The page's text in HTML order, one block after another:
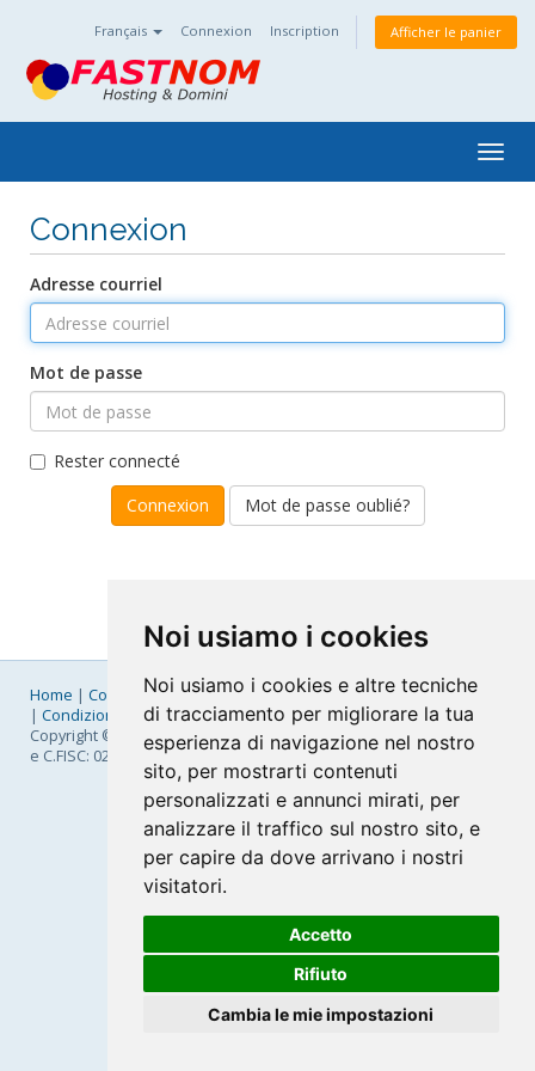
Noi usiamo i cookies
Noi usiamo i cookies e altre tecniche
di tracciamento per migliorare la tua
esperienza di navigazione nel nostro
sito, per mostrarti contenuti
personalizzati e annunci mirati, per
analizzare il traffico sul nostro sito, e
per capire da dove arrivano i nostri
visitatori.
Accetto
Rifiuto
Cambia le mie impostazioni
Français Connexion Inscription Afficher le panier
Connexion
Adresse courriel
Mot de passe
Rester connecté
Mot de passe oublié?
Home | Company|Listino Prezzi|Pagamenti|SLA |Privacy
| Condizioni Generali|Fatturazione Elettronica |Mappa
Copyright © 2026 FastNom Planetel S.p.A. - Divisione .Cloud - P.IVA
e C.FISC: 02831630161